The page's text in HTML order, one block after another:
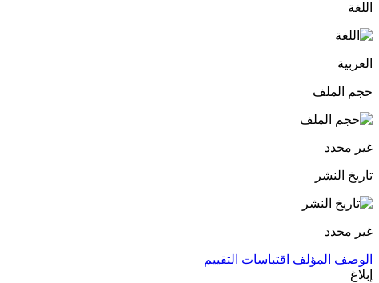
اللغة
العربية
حجم الملف
غير محدد
تاريخ النشر
غير محدد
الوصف المؤلف اقتباسات التقييم
إبلاغ